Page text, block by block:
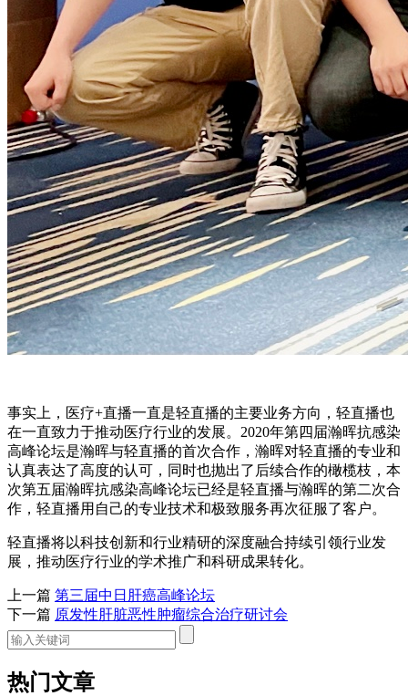
事实上，医疗+直播一直是轻直播的主要业务方向，轻直播也
在一直致力于推动医疗行业的发展。2020年第四届瀚晖抗感染
高峰论坛是瀚晖与轻直播的首次合作，瀚晖对轻直播的专业和
认真表达了高度的认可，同时也抛出了后续合作的橄榄枝，本
次第五届瀚晖抗感染高峰论坛已经是轻直播与瀚晖的第二次合
作，轻直播用自己的专业技术和极致服务再次征服了客户。
轻直播将以科技创新和行业精研的深度融合持续引领行业发
展，推动医疗行业的学术推广和科研成果转化。
上一篇 第三届中日肝癌高峰论坛
下一篇 原发性肝脏恶性肿瘤综合治疗研讨会
热门文章